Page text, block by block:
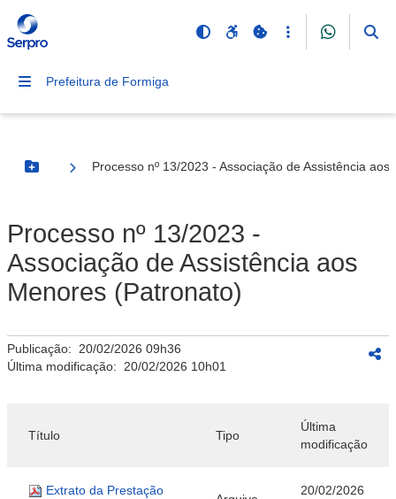
Prefeitura de Formiga
Botão Menu
Processo nº 13/2023 - Associação de Assistência
Processo nº 13/2023 -
Associação de Assistência aos
Menores (Patronato)
Publicação: 20/02/2026 09h36
Última modificação: 20/02/2026 10h01
Título Tipo
Última
modificação
Extrato da Prestação
20/02/2026